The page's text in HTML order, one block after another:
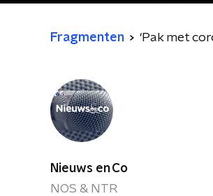
Fragmenten ‘Pak met
Nieuws en Co
NOS & NTR